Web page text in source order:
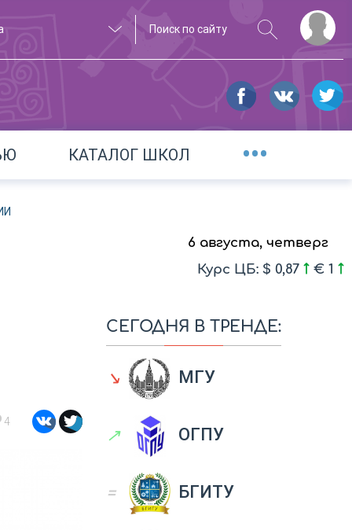
КАТАЛОГ ШКОЛ •••
4
6 августа, четверг
Курс ЦБ: $ 0,87
€ 1
СЕГОДНЯ В ТРЕНДЕ:
↘ МГУ
↗ ОГПУ
= БГИТУ